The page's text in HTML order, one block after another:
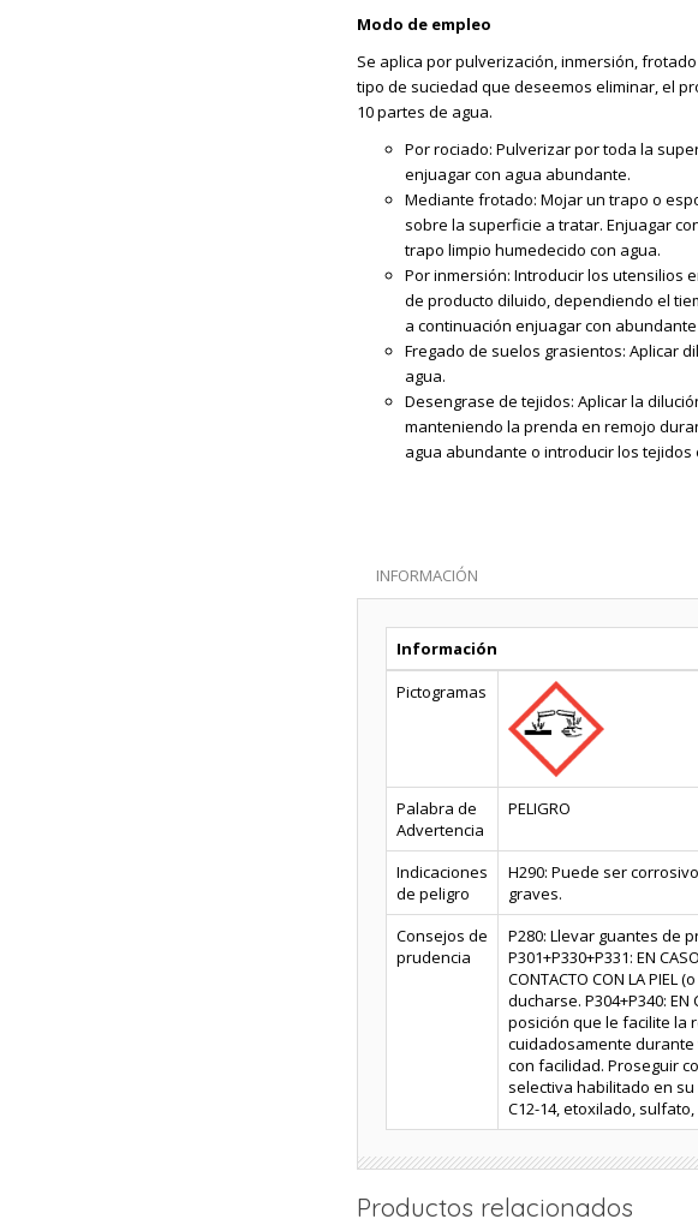
Modo de empleo
Se aplica por pulverización, inmersión,
tipo de suciedad que deseemos eliminar, el
10 partes de agua.
Por rociado: Pulverizar por toda la
enjuagar con agua abundante.
Mediante frotado: Mojar un trapo o
sobre la superficie a tratar. Enjuagar
trapo limpio humedecido con agua.
Por inmersión: Introducir los utensilios
de producto diluido, dependiendo el
a continuación enjuagar con
Fregado de suelos grasientos: Aplicar
agua.
Desengrase de tejidos: Aplicar la
manteniendo la prenda en remojo
agua abundante o introducir los tejidos
INFORMACIÓN
Información
Pictogramas
Palabra de
Advertencia
PELIGRO
Indicaciones
de peligro
H290: Puede ser
graves.
Consejos de
prudencia
P280: Llevar guantes de
P301+P330+P331: EN
CONTACTO CON LA
ducharse. P304+P340:
posición que le facilite la
cuidadosamente
con facilidad. Proseguir
selectiva habilitado en
C12-14, etoxilado,
Productos relacionados